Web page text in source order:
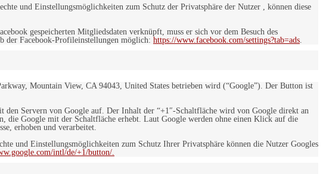
und Einstellungsmöglichkeiten zum Schutz der Privatsphäre der Nutzer , können diese
gespeicherten Mitgliedsdaten verknüpft, muss er sich vor dem Besuch des
der Facebook-Profileinstellungen möglich: https://www.facebook.com/settings?tab=ads.
Mountain View, CA 94043, United States betrieben wird (“Google”). Der Button ist
den Servern von Google auf. Der Inhalt der “+1″-Schaltfläche wird von Google direkt an
die Google mit der Schaltfläche erhebt. Laut Google werden ohne einen Klick auf die
erhoben und verarbeitet.
und Einstellungsmöglichkeiten zum Schutz Ihrer Privatsphäre können die Nutzer Googles
intl/de/+1/button/.